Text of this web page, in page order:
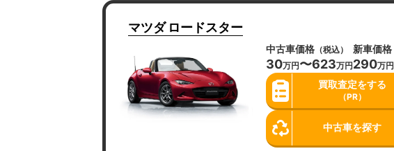
マツダ ロードスター
中古車価格 （税込）
30万円〜623万円
新車価格
290万円
買取査定をする
（PR）
中古車を探す